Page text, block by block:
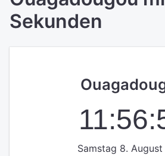
Sekunden
Samstag 8.